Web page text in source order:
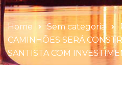
Home Sem categoria
CAMINHÕES SERÁ
SANTISTA COM